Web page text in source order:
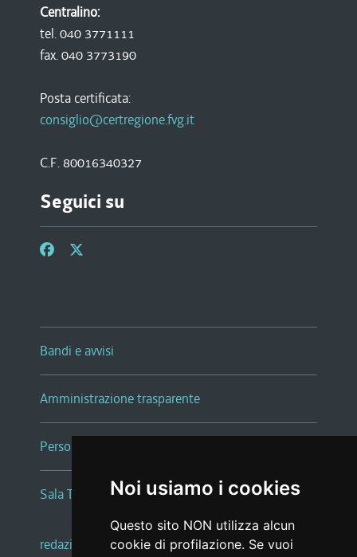
Noi usiamo i cookies
Questo sito NON utilizza alcun
cookie di profilazione. Se vuoi
Centralino:
tel. 040 3771111
fax. 040 3773190
Posta certificata:
consiglio@certregione.fvg.it
C.F. 80016340327
Seguici su
Bandi e avvisi
Amministrazione trasparente
Persone e Uffici
Sala Tiziano Tessitori
redazione web |note legali |glossario